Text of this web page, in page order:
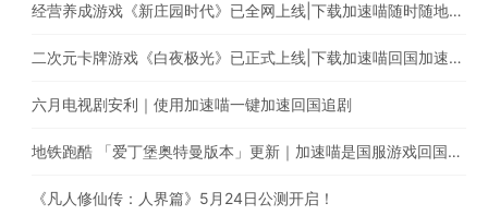
经营养成游戏《新庄园时代》已全网上线|下载加速喵随时随地畅享游戏加速
二次元卡牌游戏《白夜极光》已正式上线|下载加速喵回国加速器一键加速国服游戏
六月电视剧安利｜使用加速喵一键加速回国追剧
地铁跑酷 「爱丁堡奥特曼版本」更新｜加速喵是国服游戏回国加速的最佳选择
《凡人修仙传：人界篇》5月24日公测开启！